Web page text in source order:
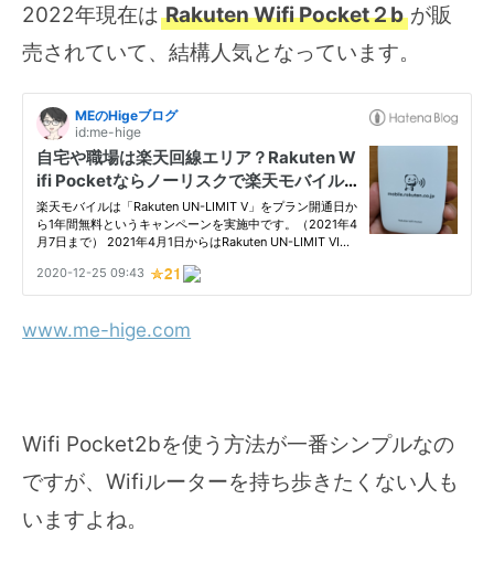
2022年現在は Rakuten Wifi Pocket２b が販
売されていて、結構人気となっています。
www.me-hige.com
Wifi Pocket2bを使う方法が一番シンプルなの
ですが、Wifiルーターを持ち歩きたくない人も
いますよね。